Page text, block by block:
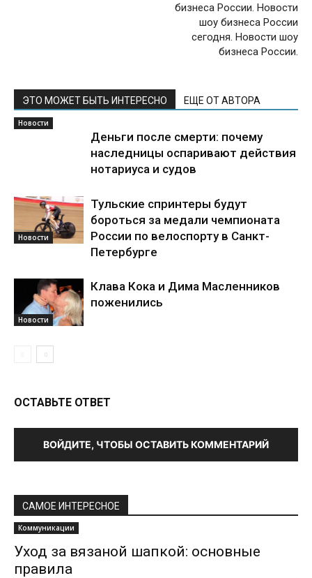
бизнеса России. Новости
шоу бизнеса России
сегодня. Новости шоу
бизнеса России.
ЭТО МОЖЕТ БЫТЬ ИНТЕРЕСНО ЕЩЕ ОТ АВТОРА
Новости
Деньги после смерти: почему
наследницы оспаривают действия
нотариуса и судов
Новости
Тульские спринтеры будут
бороться за медали чемпионата
России по велоспорту в Санкт-
Петербурге
Новости
Клава Кока и Дима Масленников
поженились
ОСТАВЬТЕ ОТВЕТ
ВОЙДИТЕ, ЧТОБЫ ОСТАВИТЬ КОММЕНТАРИЙ
САМОЕ ИНТЕРЕСНОЕ
Коммуникации
Уход за вязаной шапкой: основные
правила